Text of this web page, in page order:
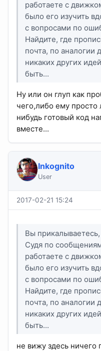
работаете с
было его изучить
с вопросами по
Найдите, где
почта, по аналогии
никаких других
быть...
Ну или он глуп как
чего,либо ему просто
нибудь готовый код
вместе...
Inkognito
User
2017-02-21 15:24
Вы прикалываетесь,
Судя по
работаете с
было его изучить
с вопросами по
Найдите, где
почта, по аналогии
никаких других
быть...
не вижу здесь ничего